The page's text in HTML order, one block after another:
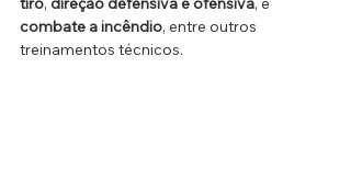
combate a incêndio, entre outros
treinamentos técnicos.